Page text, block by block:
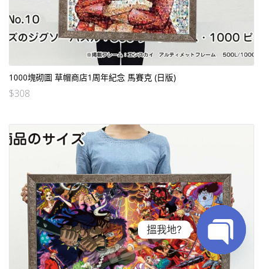
1000塊砌圖 草帽商店1周年紀念 馬賽克 (日版)
$308
搵我地?
Open